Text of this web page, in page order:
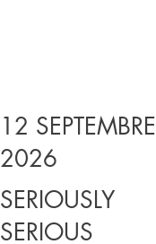
12 SEPTEMBRE
2026
SERIOUSLY
SERIOUS